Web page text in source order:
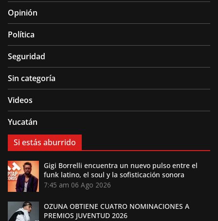
Opinión
Política
Seguridad
Sin categoría
Videos
Yucatán
Si estás aburrido
Gigi Borrelli encuentra un nuevo pulso entre el
funk latino, el soul y la sofisticación sonora
7:45 am 06 Ago 2026
OZUNA OBTIENE CUATRO NOMINACIONES A
PREMIOS JUVENTUD 2026